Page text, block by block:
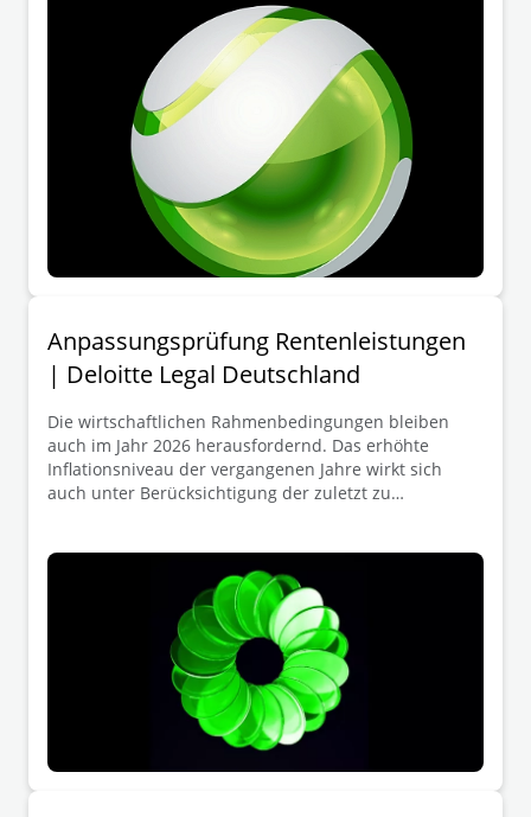
Anpassungsprüfung Rentenleistungen
| Deloitte Legal Deutschland
Die wirtschaftlichen Rahmenbedingungen bleiben
auch im Jahr 2026 herausfordernd. Das erhöhte
Inflationsniveau der vergangenen Jahre wirkt sich
auch unter Berücksichtigung der zuletzt zu
betrieblichen Altersversorgung (bAV-Zusagen) nach §
16 BetrAVG aus. Arbeitgeber, die Rentensteigerungen
bislang – soweit es ihre wirtschaftliche Lage zuließ –
an der Entwicklung des Verbraucherpreisindexes (VPI,
§ 16 Abs. 2 Nr. 1 BetrAVG) ausgerichtet haben, sehen
sich vor dem Hintergrund einer kumulierten
Inflationsbelastung von bis zu 11 % innerhalb der
letzten drei Kalenderjahre weiterhin mit erheblichen
Mehrbelastungen konfrontiert. Angesichts dessen
gewinnt die Prüfung auf Anpassung der